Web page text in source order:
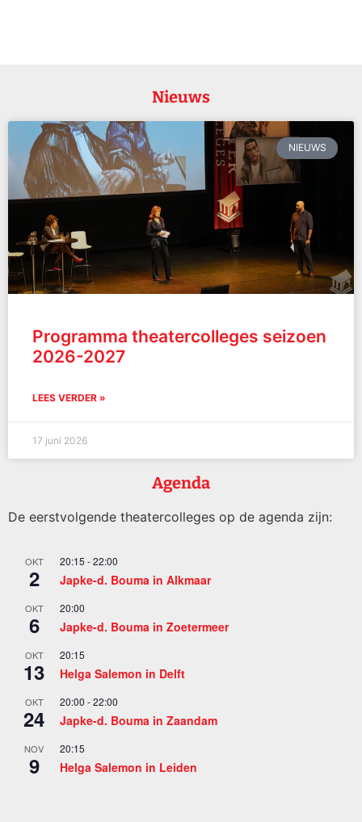
Nieuws
NIEUWS
Programma theatercolleges seizoen
2026-2027
LEES VERDER »
17 juni 2026
Agenda
De eerstvolgende theatercolleges op de agenda zijn:
OKT
2
20:15 -22:00
Japke-d. Bouma in Alkmaar
OKT
6
20:00
Japke-d. Bouma in Zoetermeer
OKT
13
20:15
Helga Salemon in Delft
OKT
24
20:00 -22:00
Japke-d. Bouma in Zaandam
NOV
9
20:15
Helga Salemon in Leiden